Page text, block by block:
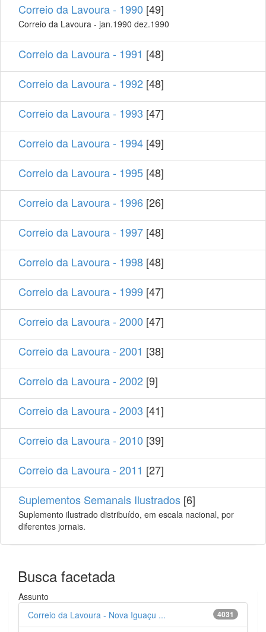
Correio da Lavoura - 1990 [49]
Correio da Lavoura - jan.1990 dez.1990
Correio da Lavoura - 1991 [48]
Correio da Lavoura - 1992 [48]
Correio da Lavoura - 1993 [47]
Correio da Lavoura - 1994 [49]
Correio da Lavoura - 1995 [48]
Correio da Lavoura - 1996 [26]
Correio da Lavoura - 1997 [48]
Correio da Lavoura - 1998 [48]
Correio da Lavoura - 1999 [47]
Correio da Lavoura - 2000 [47]
Correio da Lavoura - 2001 [38]
Correio da Lavoura - 2002 [9]
Correio da Lavoura - 2003 [41]
Correio da Lavoura - 2010 [39]
Correio da Lavoura - 2011 [27]
Suplementos Semanais Ilustrados [6]
Suplemento ilustrado distribuído, em escala nacional, por
diferentes jornais.
Busca facetada
Assunto
4031
Correio da Lavoura - Nova Iguaçu ...